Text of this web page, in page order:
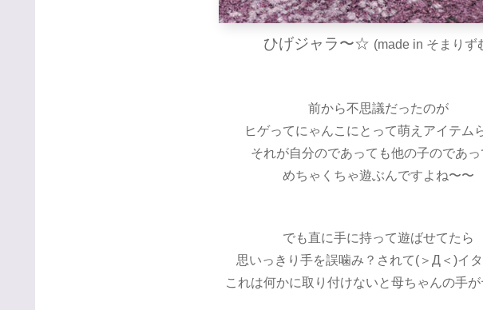
ひげジャラ〜☆ (made in そまりず
前から不思議だったのが
ヒゲってにゃんこにとって萌えアイテム
それが自分のであっても他の子のであっ
めちゃくちゃ遊ぶんですよね〜〜
でも直に手に持って遊ばせてたら
思いっきり手を誤噛み？されて(＞Д＜)イ
これは何かに取り付けないと母ちゃんの手が